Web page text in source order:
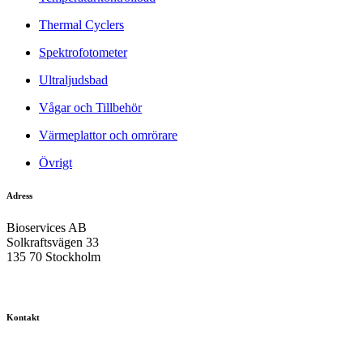
Thermal Cyclers
Spektrofotometer
Ultraljudsbad
Vågar och Tillbehör
Värmeplattor och omrörare
Övrigt
Adress
Bioservices AB
Solkraftsvägen 33
135 70 Stockholm
Kontakt